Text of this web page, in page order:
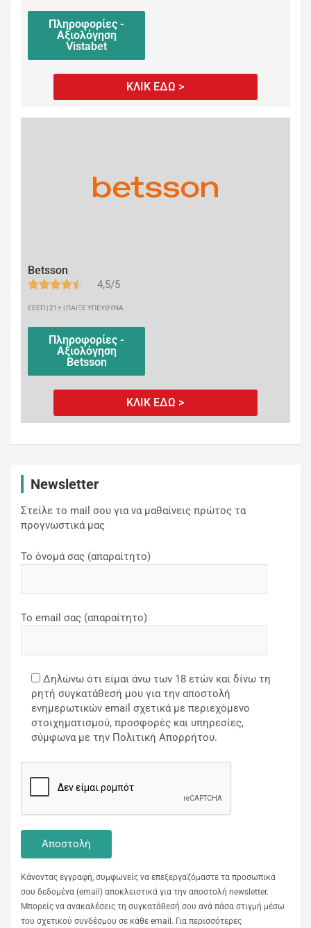
Πληροφορίες -
Αξιολόγηση
Vistabet
ΚΛΙΚ ΕΔΩ >
Betsson
4,5/5
ΕΕΕΠ | 21+ | ΠΑΙΞΕ ΥΠΕΥΘΥΝΑ
Πληροφορίες -
Αξιολόγηση
Betsson
ΚΛΙΚ ΕΔΩ >
Newsletter
Στείλε το mail σου για να μαθαίνεις πρώτος τα
προγνωστικά μας
Το όνομά σας (απαραίτητο)
Το email σας (απαραίτητο)
Δηλώνω ότι είμαι άνω των 18 ετών και δίνω τη
ρητή συγκατάθεσή μου για την αποστολή
ενημερωτικών email σχετικά με περιεχόμενο
στοιχηματισμού, προσφορές και υπηρεσίες,
σύμφωνα με την Πολιτική Απορρήτου.
Κάνοντας εγγραφή, συμφωνείς να επεξεργαζόμαστε τα προσωπικά
σου δεδομένα (email) αποκλειστικά για την αποστολή newsletter.
Μπορείς να ανακαλέσεις τη συγκατάθεσή σου ανά πάσα στιγμή μέσω
του σχετικού συνδέσμου σε κάθε email. Για περισσότερες